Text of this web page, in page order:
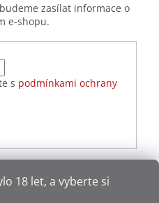
18 let, a vyberte si
zasílat informace o
e-shopu.
s podmínkami ochrany